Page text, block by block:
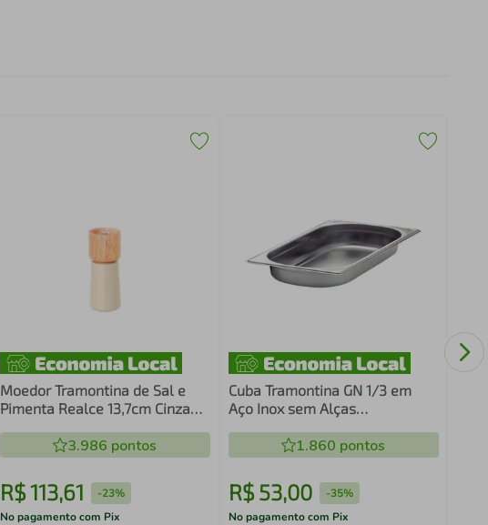
Moedor Tramontina de Sal e
Pimenta Realce 13,7cm Cinza
3.986 pontos
R$113,61 -23%
No pagamento com Pix
Cuba Tramontina GN 1/3 em
Aço Inox sem Alças
1.860 pontos
R$ 53,00 -35%
No pagamento com Pix